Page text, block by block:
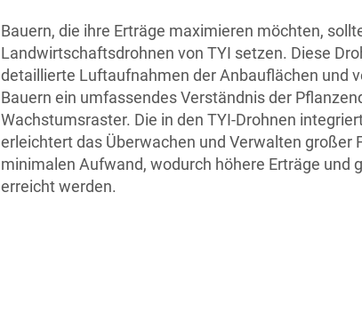
Bauern, die ihre Erträge maximieren möchten,
Landwirtschaftsdrohnen von TYI setzen. Diese
detaillierte Luftaufnahmen der Anbauflächen und
Bauern ein umfassendes Verständnis der
Wachstumsraster. Die in den TYI-Drohnen
erleichtert das Überwachen und Verwalten großer
minimalen Aufwand, wodurch höhere Erträge und
erreicht werden.